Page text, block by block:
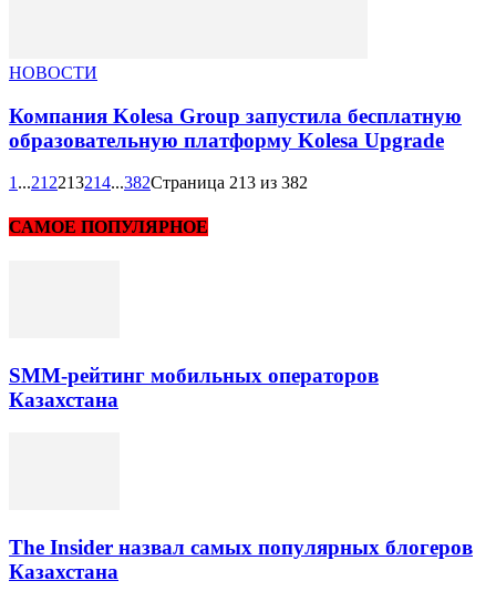
НОВОСТИ
Компания Kolesa Group запустила бесплатную
образовательную платформу Kolesa Upgrade
1 ...212213214...382Страница 213 из 382
САМОЕ ПОПУЛЯРНОЕ
SMM-рейтинг мобильных операторов
Казахстана
The Insider назвал самых популярных блогеров
Казахстана